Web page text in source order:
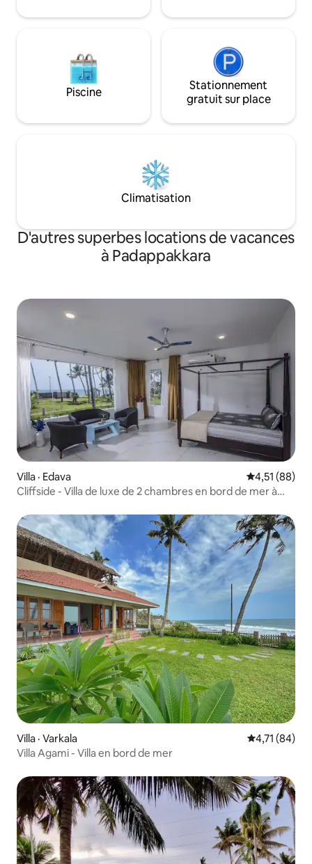
en ligne, services de bricolage
à pied (pas d'accès en voiture)
parking.
Piscine
Stationnement
gratuit sur place
Climatisation
D'autres superbes locations de vacances
à Padappakkara
Villa · Edava Note
4,51 (88)
Cliffside - Villa de luxe de 2 chambres en bord de mer à
Villa · Varkala Note
4,71 (84)
Villa Agami - Villa en bord de mer